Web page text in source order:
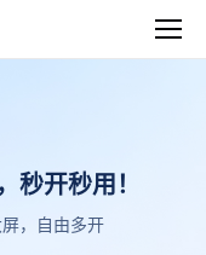
秒开秒用！
，自由多开